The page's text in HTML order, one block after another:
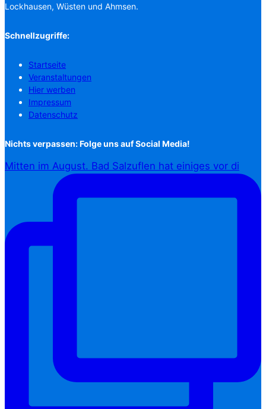
Lockhausen, Wüsten und Ahmsen.
Schnellzugriffe:
Startseite
Veranstaltungen
Hier werben
Impressum
Datenschutz
Nichts verpassen: Folge uns auf Social Media!
Mitten im August. Bad Salzuflen hat einiges vor di